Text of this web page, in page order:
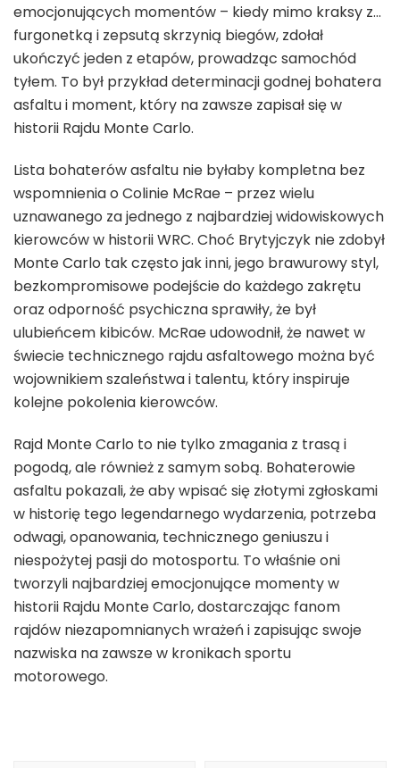
emocjonujących momentów – kiedy mimo kraksy z…
furgonetką i zepsutą skrzynią biegów, zdołał
ukończyć jeden z etapów, prowadząc samochód
tyłem. To był przykład determinacji godnej bohatera
asfaltu i moment, który na zawsze zapisał się w
historii Rajdu Monte Carlo.
Lista bohaterów asfaltu nie byłaby kompletna bez
wspomnienia o Colinie McRae – przez wielu
uznawanego za jednego z najbardziej widowiskowych
kierowców w historii WRC. Choć Brytyjczyk nie zdobył
Monte Carlo tak często jak inni, jego brawurowy styl,
bezkompromisowe podejście do każdego zakrętu
oraz odporność psychiczna sprawiły, że był
ulubieńcem kibiców. McRae udowodnił, że nawet w
świecie technicznego rajdu asfaltowego można być
wojownikiem szaleństwa i talentu, który inspiruje
kolejne pokolenia kierowców.
Rajd Monte Carlo to nie tylko zmagania z trasą i
pogodą, ale również z samym sobą. Bohaterowie
asfaltu pokazali, że aby wpisać się złotymi zgłoskami
w historię tego legendarnego wydarzenia, potrzeba
odwagi, opanowania, technicznego geniuszu i
niespożytej pasji do motosportu. To właśnie oni
tworzyli najbardziej emocjonujące momenty w
historii Rajdu Monte Carlo, dostarczając fanom
rajdów niezapomnianych wrażeń i zapisując swoje
nazwiska na zawsze w kronikach sportu
motorowego.